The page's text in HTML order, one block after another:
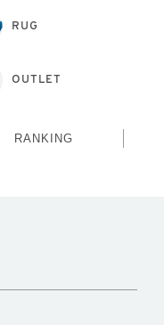
RUG
OUTLET
RANKING